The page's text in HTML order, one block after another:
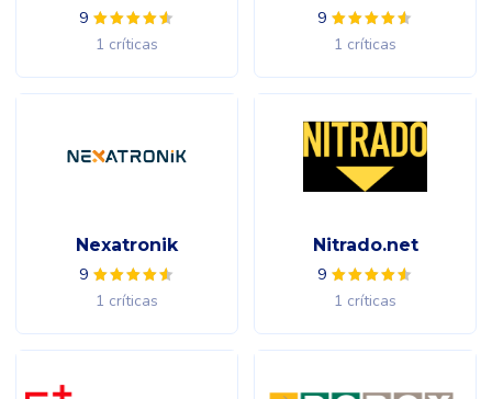
9
1 críticas
9
1 críticas
Nexatronik
9
1 críticas
Nitrado.net
9
1 críticas